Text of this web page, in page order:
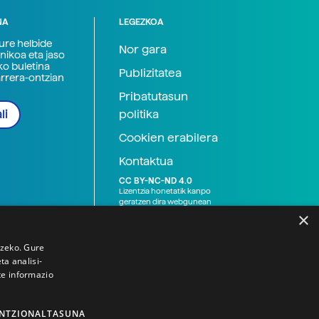
helbide
eta jaso
buletina
ontzian
LEGEZKOA
Nor gara
Publizitatea
Pribatutasun
politika
Cookien erabilera
Kontaktua
CC BY-NC-ND 4.0
Lizentzia honetatik kanpo
geratzen dira webgunean
×
Gure
analisi-
informazio